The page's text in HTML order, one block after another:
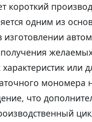
короткий
одним из
изготовлении
или
мономера
что